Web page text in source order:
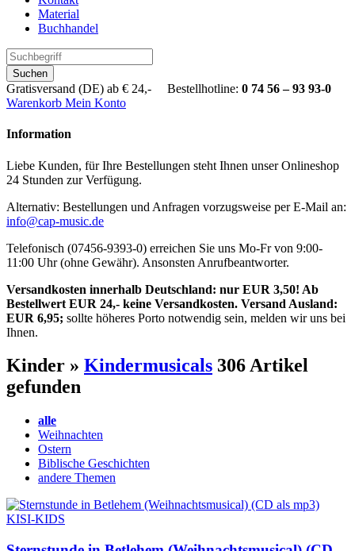
Material
Buchhandel
Suchen
Gratisversand (DE) ab € 24,- Bestellhotline: 0 74 56 – 93 93-0
Warenkorb Mein Konto
Information
Liebe Kunden, für Ihre Bestellungen steht Ihnen unser Onlineshop
24 Stunden zur Verfügung.
Alternativ: Bestellungen und Anfragen vorzugsweise per E-Mail an:
info@cap-music.de
Telefonisch (07456-9393-0) erreichen Sie uns Mo-Fr von 9:00-
11:00 Uhr (ohne Gewähr). Ansonsten Anrufbeantworter.
Versandkosten innerhalb Deutschland: nur EUR 3,50! Ab
Bestellwert EUR 24,- keine Versandkosten. Versand Ausland:
EUR 6,95; sollte höheres Porto notwendig sein, melden wir uns bei
Ihnen.
Kinder » Kindermusicals 306 Artikel
gefunden
alle
Weihnachten
Ostern
Biblische Geschichten
andere Themen